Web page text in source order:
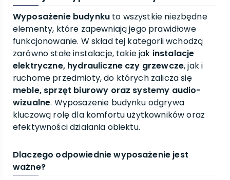
Wyposażenie budynku to wszystkie niezbędne
elementy, które zapewniają jego prawidłowe
funkcjonowanie. W skład tej kategorii wchodzą
zarówno stałe instalacje, takie jak instalacje
elektryczne, hydrauliczne czy grzewcze, jak i
ruchome przedmioty, do których zalicza się
meble, sprzęt biurowy oraz systemy audio-
wizualne. Wyposażenie budynku odgrywa
kluczową rolę dla komfortu użytkowników oraz
efektywności działania obiektu.
Dlaczego odpowiednie wyposażenie jest
ważne?